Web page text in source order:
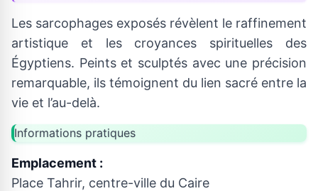
Les sarcophages exposés révèlent le raffinement
artistique et les croyances spirituelles des
Égyptiens. Peints et sculptés avec une précision
remarquable, ils témoignent du lien sacré entre la
vie et l’au-delà.
Informations pratiques
Emplacement :
Place Tahrir, centre-ville du Caire